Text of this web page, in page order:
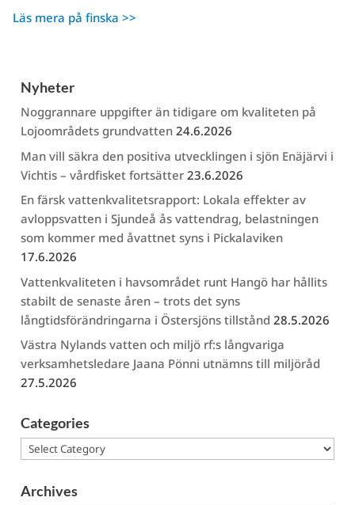
Läs mera på finska >>
Nyheter
Noggrannare uppgifter än tidigare om kvaliteten på
Lojoområdets grundvatten 24.6.2026
Man vill säkra den positiva utvecklingen i sjön Enäjärvi i
Vichtis – vårdfisket fortsätter 23.6.2026
En färsk vattenkvalitetsrapport: Lokala effekter av
avloppsvatten i Sjundeå ås vattendrag, belastningen
som kommer med åvattnet syns i Pickalaviken
17.6.2026
Vattenkvaliteten i havsområdet runt Hangö har hållits
stabilt de senaste åren – trots det syns
långtidsförändringarna i Östersjöns tillstånd 28.5.2026
Västra Nylands vatten och miljö rf:s långvariga
verksamhetsledare Jaana Pönni utnämns till miljöråd
27.5.2026
Categories
Categories
Archives